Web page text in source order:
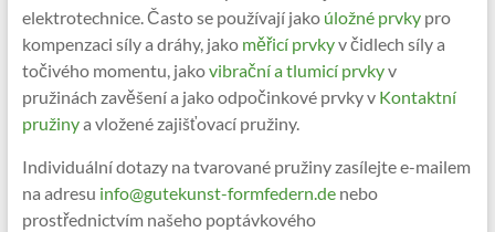
elektrotechnice. Často se používají jako úložné prvkypro
kompenzaci síly a dráhy, jako měřicí prvkyv čidlech síly a
točivého momentu, jakovibrační a tlumicí prvkyv
pružinách zavěšení a jako odpočinkové prvky v Kontaktní
pružinya vložené zajišťovací pružiny.
Individuální dotazy na tvarované pružiny zasílejte e-mailem
na adresu info@gutekunst-formfedern.denebo
prostřednictvím našeho poptávkového